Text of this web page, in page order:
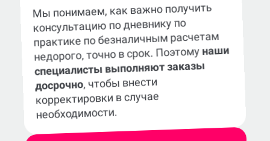
Мы понимаем, как важно получить
консультацию по дневнику по
практике по безналичным расчетам
недорого, точно в срок. Поэтому наши
специалисты выполняют заказы
досрочно, чтобы внести
корректировки в случае
необходимости.